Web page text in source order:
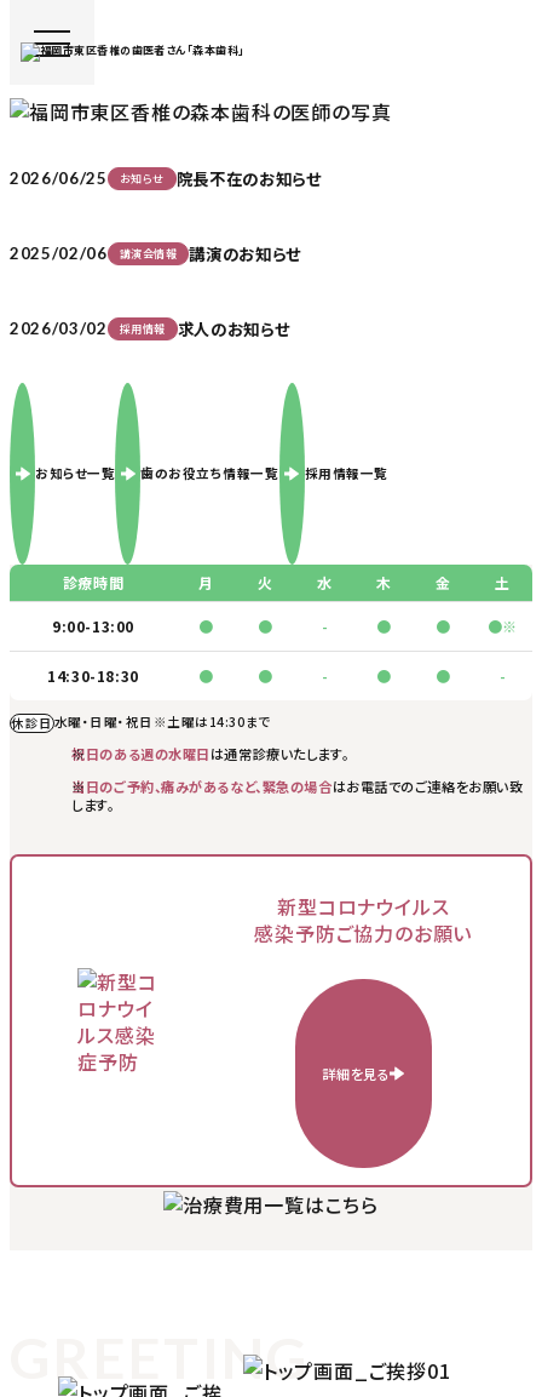
2026/06/25 お知らせ 院長不在のお知らせ
2025/02/06 講演会情報 講演のお知らせ
2026/03/02 採用情報 求人のお知らせ
お知らせ一覧 歯のお役立ち情報一覧 採用情報一覧
診療時間 月 火 水 木 金 土
9:00-13:00 ● ● - ● ● ●※
14:30-18:30 ● ● - ● ● -
休診日水曜・日曜・祝日 ※土曜は14:30まで
祝日のある週の水曜日は通常診療いたします。
当日のご予約、痛みがあるなど、緊急の場合はお電話でのご連絡をお願い致
します。
新型コロナウイルス
感染予防ご協力のお願い
詳細を見る
GREETING